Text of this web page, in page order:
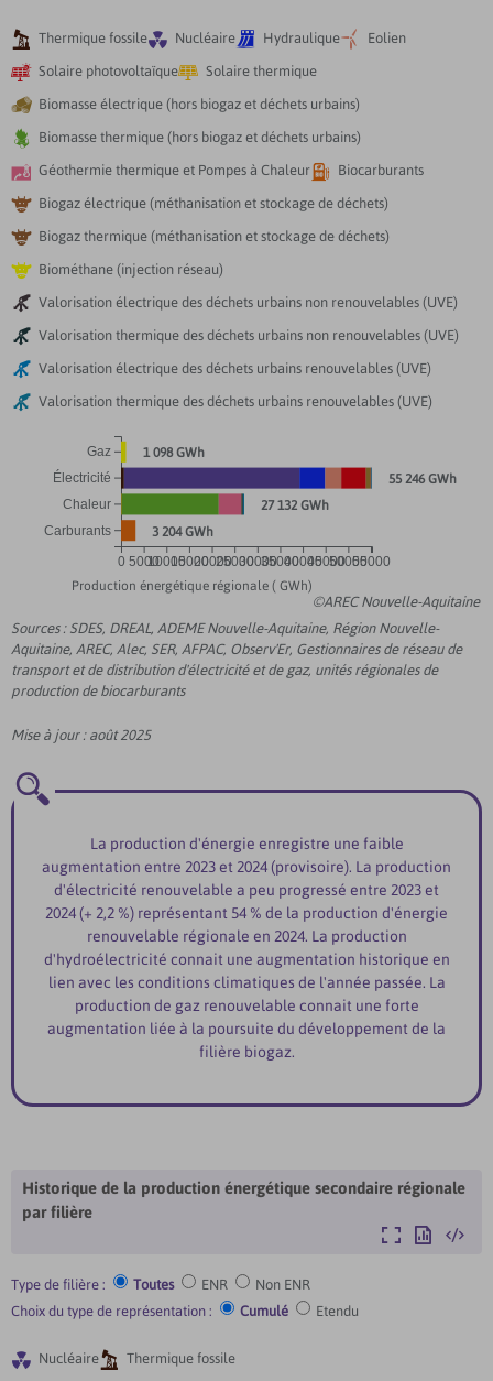
 Thermique fossile Nucléaire Hydraulique Eolien
 Solaire photovoltaïque Solaire thermique
 Biomasse électrique (hors biogaz et déchets urbains)
 Biomasse thermique (hors biogaz et déchets urbains)
 Géothermie thermique et Pompes à Chaleur Biocarburants
 Biogaz électrique (méthanisation et stockage de déchets)
 Biogaz thermique (méthanisation et stockage de déchets)
 Biométhane (injection réseau)
 Valorisation électrique des déchets urbains non renouvelables (UVE)
 Valorisation thermique des déchets urbains non renouvelables (UVE)
 Valorisation électrique des déchets urbains renouvelables (UVE)
 Valorisation thermique des déchets urbains renouvelables (UVE)
©AREC Nouvelle-Aquitaine
0 500010000150002000025000300003500040000450005000055000
Production énergétique régionale ( GWh)
Carburants
Chaleur
Électricité
Gaz
3 204 GWh
27 132 GWh
55 246 GWh
1 098 GWh
Sources : SDES, DREAL, ADEME Nouvelle-Aquitaine, Région Nouvelle-
Aquitaine, AREC, Alec, SER, AFPAC, Observ'Er, Gestionnaires de réseau de
transport et de distribution d'électricité et de gaz, unités régionales de
production de biocarburants
Mise à jour : août 2025
La production d'énergie enregistre une faible
augmentation entre 2023 et 2024 (provisoire). La production
d'électricité renouvelable a peu progressé entre 2023 et
2024 (+ 2,2 %) représentant 54 % de la production d'énergie
renouvelable régionale en 2024. La production
d'hydroélectricité connait une augmentation historique en
lien avec les conditions climatiques de l'année passée. La
production de gaz renouvelable connait une forte
augmentation liée à la poursuite du développement de la
filière biogaz.
Historique de la production énergétique secondaire régionale
par filière
AgrandirExporter
Type de filière : Toutes ENR
Non ENR
Choix du type de représentation :
Cumulé Etendu
 Nucléaire Thermique fossile